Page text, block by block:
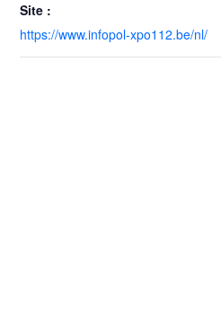
Site :
https://www.infopol-xpo112.be/nl/